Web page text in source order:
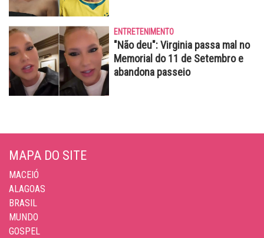
ENTRETENIMENTO
"Não deu": Virginia passa mal no
Memorial do 11 de Setembro e
abandona passeio
MAPA DO SITE
MACEIÓ
ALAGOAS
BRASIL
MUNDO
GOSPEL